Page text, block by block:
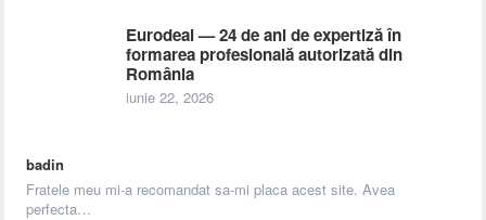
Eurodeal — 24 de ani de expertiză în
formarea profesională autorizată din
România
iunie 22, 2026
badin
Fratele meu mi-a recomandat sa-mi placa acest site. Avea
perfecta…